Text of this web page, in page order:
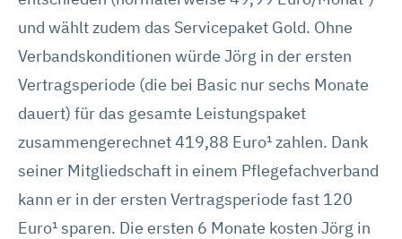
und wählt zudem das Servicepaket Gold. Ohne
Verbandskonditionen würde Jörg in der ersten
Vertragsperiode (die bei Basic nur sechs Monate
dauert) für das gesamte Leistungspaket
zusammengerechnet 419,88 Euro¹ zahlen. Dank
seiner Mitgliedschaft in einem Pflegefachverband
kann er in der ersten Vertragsperiode fast 120
Euro¹ sparen. Die ersten 6 Monate kosten Jörg in